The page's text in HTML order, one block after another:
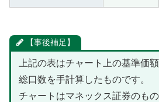
【事後補足】
上記の表はチャート上の基準価
総口数を手計算したものです。
チャートはマネックス証券のもの